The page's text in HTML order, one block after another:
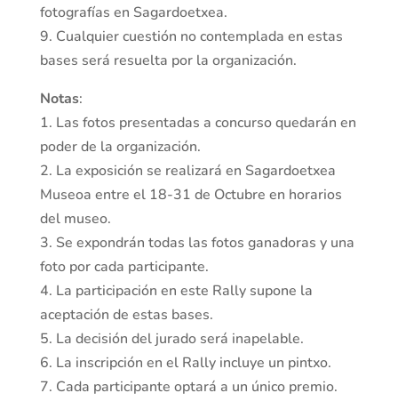
fotografías en Sagardoetxea.
9. Cualquier cuestión no contemplada en estas
bases será resuelta por la organización.
Notas:
1. Las fotos presentadas a concurso quedarán en
poder de la organización.
2. La exposición se realizará en Sagardoetxea
Museoa entre el 18-31 de Octubre en horarios
del museo.
3. Se expondrán todas las fotos ganadoras y una
foto por cada participante.
4. La participación en este Rally supone la
aceptación de estas bases.
5. La decisión del jurado será inapelable.
6. La inscripción en el Rally incluye un pintxo.
7. Cada participante optará a un único premio.